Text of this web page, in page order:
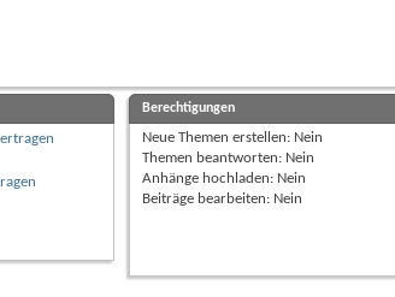
Berechtigungen
Neue Themen erstellen: Nein
Themen beantworten: Nein
Anhänge hochladen: Nein
Beiträge bearbeiten: Nein